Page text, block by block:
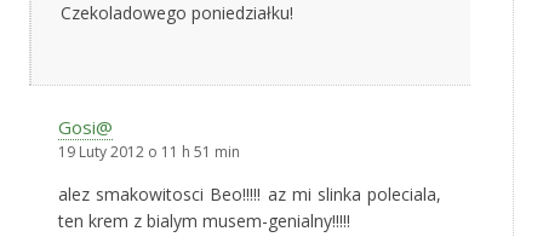
Czekoladowego poniedziałku!
Gosi@
19 Luty 2012 o 11 h 51 min
alez smakowitosci Beo!!!!! az mi slinka poleciala,
ten krem z bialym musem-genialny!!!!!